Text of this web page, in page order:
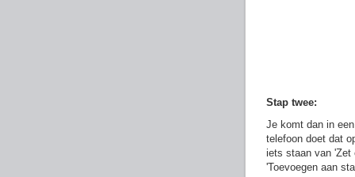
Stap twee:
Je komt dan in
telefoon doet dat
iets staan van 'Zet
'Toevoegen aan